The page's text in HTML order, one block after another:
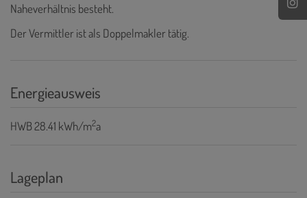
Naheverhältnis besteht.
Der Vermittler ist als Doppelmakler tätig.
Energieausweis
HWB28.41 kWh/m2a
Lageplan